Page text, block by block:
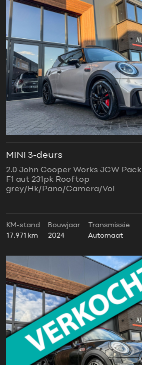
MINI 3-deurs
2.0 John Cooper Works JCW Pack
F1 aut 231pk Rooftop
grey/Hk/Pano/Camera/Vol
KM-stand
17.971 km
Bouwjaar
2024
Transmissie
Automaat